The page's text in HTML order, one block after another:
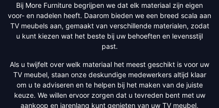
Bij More Furniture begrijpen we dat elk materiaal zijn eigen
voor- en nadelen heeft. Daarom bieden we een breed scala aan
TV meubels aan, gemaakt van verschillende materialen, zodat
u kunt kiezen wat het beste bij uw behoeften en levensstijl
past.
Als u twijfelt over welk materiaal het meest geschikt is voor uw
TV meubel, staan onze deskundige medewerkers altijd klaar
om u te adviseren en te helpen bij het maken van de juiste
keuze. We willen ervoor zorgen dat u tevreden bent met uw
aankoop en jarenlang kunt genieten van uw TV meubel,